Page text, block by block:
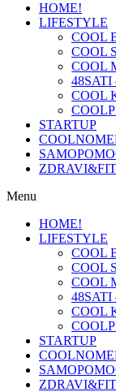
HOME!
LIFESTYLE
COOL
COOL
COOL
48SATI
COOL
STARTUP
ZDRAVI&FIT
Menu
HOME!
LIFESTYLE
COOL
COOL
COOL
48SATI
COOL
STARTUP
ZDRAVI&FIT